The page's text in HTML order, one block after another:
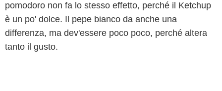
pomodoro non fa lo stesso effetto, perché il Ketchup
è un po' dolce. Il pepe bianco da anche una
differenza, ma dev'essere poco poco, perché altera
tanto il gusto.